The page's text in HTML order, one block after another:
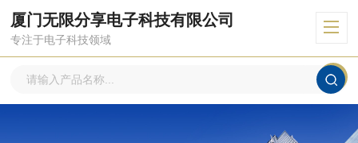
厦门无限分享电子科技有限公司
专注于电子科技领域